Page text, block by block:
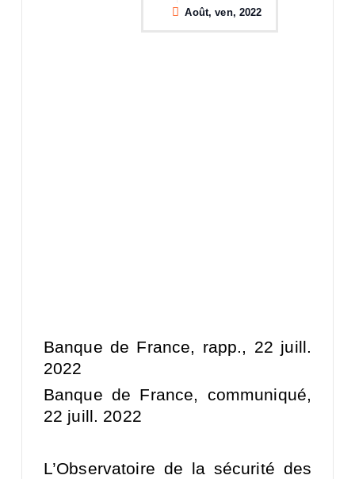
Août, ven, 2022
Banque de France, rapp., 22 juill.
2022
Banque de France, communiqué,
22 juill. 2022
L’Observatoire de la sécurité des